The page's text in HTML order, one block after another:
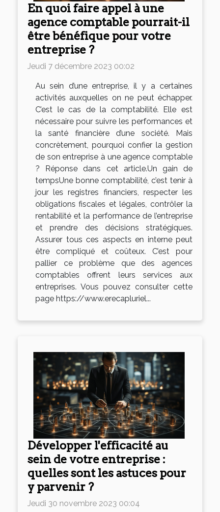
En quoi faire appel à une
agence comptable pourrait-il
être bénéfique pour votre
entreprise ?
Jeudi 7 décembre 2023 00:02
Au sein d’une entreprise, il y a certaines
activités auxquelles on ne peut échapper.
C’est le cas de la comptabilité. Elle est
nécessaire pour suivre les performances et
la santé financière d’une société. Mais
concrètement, pourquoi confier la gestion
de son entreprise à une agence comptable
? Réponse dans cet article.Un gain de
tempsUne bonne comptabilité, c’est tenir à
jour les registres financiers, respecter les
obligations fiscales et légales, contrôler la
rentabilité et la performance de l’entreprise
et prendre des décisions stratégiques.
Assurer tous ces aspects en interne peut
être compliqué et coûteux. C’est pour
pallier ce problème que des agences
comptables offrent leurs services aux
entreprises. Vous pouvez consulter cette
page https://www.erecapluriel...
Développer l'efficacité au
sein de votre entreprise :
quelles sont les astuces pour
y parvenir ?
Jeudi 30 novembre 2023 00:04